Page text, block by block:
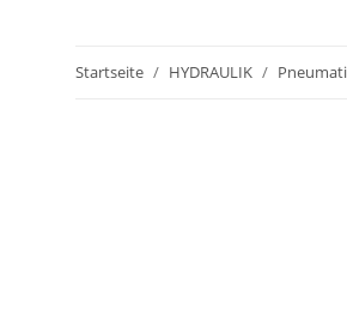
Startseite HYDRAULIK